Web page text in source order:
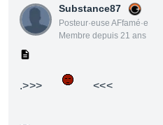
Substance87
Posteur·euse AFfamé·e
Membre depuis 21 ans
.>>> <<<